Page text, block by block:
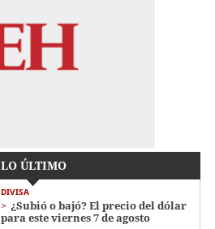
LO ÚLTIMO
DIVISA
¿Subió o bajó? El precio del dólar
para este viernes 7 de agosto